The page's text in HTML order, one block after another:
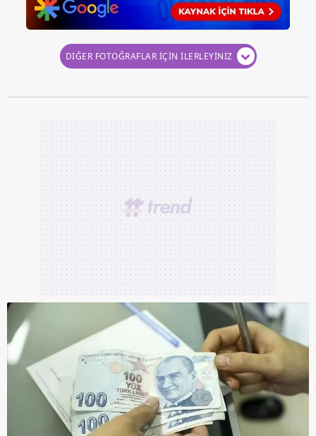
DİĞER FOTOĞRAFLAR İÇİN İLERLEYİNİZ